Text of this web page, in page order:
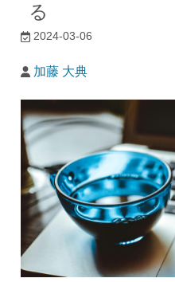
る
2024-03-06
加藤 大典